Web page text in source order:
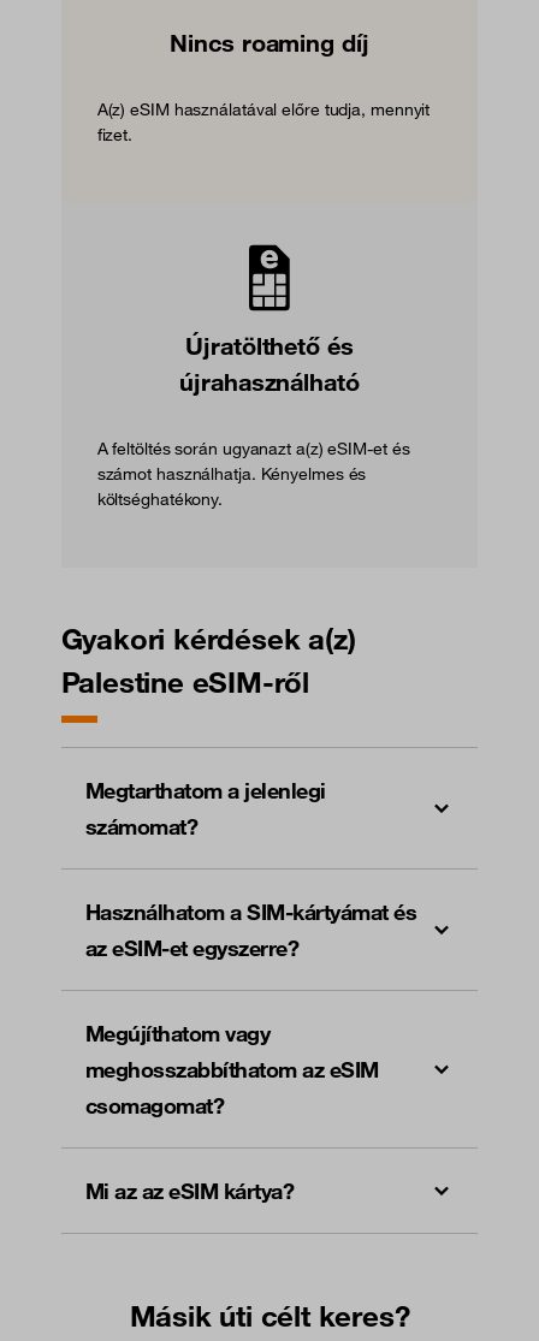
Nincs roaming díj
A(z) eSIM használatával előre tudja, mennyit
fizet.
Újratölthető és
újrahasználható
A feltöltés során ugyanazt a(z) eSIM-et és
számot használhatja. Kényelmes és
költséghatékony.
Gyakori kérdések a(z)
Palestine eSIM-ről
Megtarthatom a jelenlegi
számomat?
Használhatom a SIM-kártyámat és
az eSIM-et egyszerre?
Megújíthatom vagy
meghosszabbíthatom az eSIM
csomagomat?
Mi az az eSIM kártya?
Másik úti célt keres?